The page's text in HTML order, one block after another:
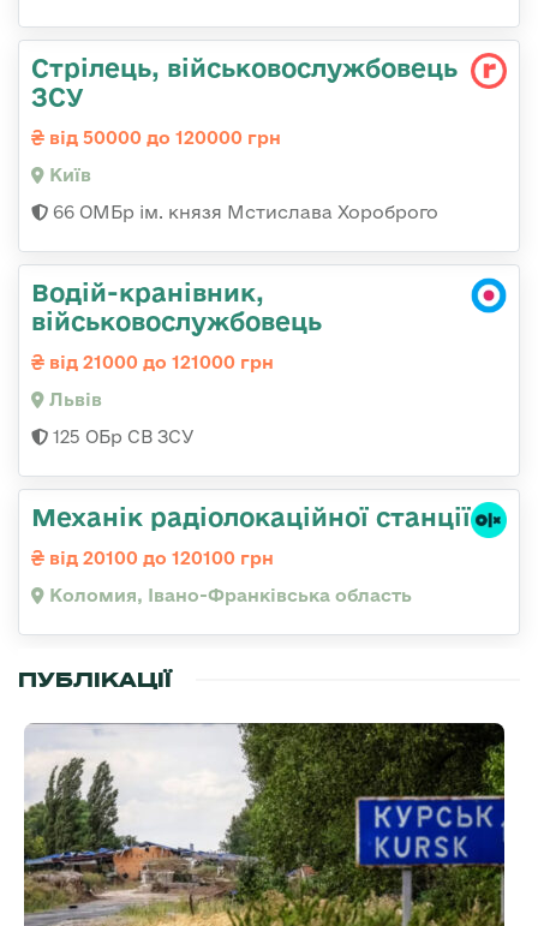
Стрілець, військовослужбовець
ЗСУ
від 50000 до 120000 грн
Київ
66 ОМБр ім. князя Мстислава Хороброго
Водій-кранівник,
військовослужбовець
від 21000 до 121000 грн
Львів
125 ОБр СВ ЗСУ
Механік радіолокаційної станції
від 20100 до 120100 грн
Коломия, Івано-Франківська область
ПУБЛІКАЦІЇ